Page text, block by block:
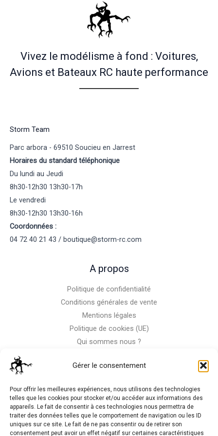
Gérer le consentement
Pour offrir les meilleures expériences, nous utilisons des technologies
telles que les cookies pour stocker et/ou accéder aux informations des
appareils. Le fait de consentir à ces technologies nous permettra de
traiter des données telles que le comportement de navigation ou les ID
uniques sur ce site. Le fait de ne pas consentir ou de retirer son
consentement peut avoir un effet négatif sur certaines caractéristiques
Vivez le modélisme à fond : Voitures,
Avions et Bateaux RC haute performance
Storm Team
Parc arbora - 69510 Soucieu en Jarrest
Horaires du standard téléphonique
Du lundi au Jeudi
8h30-12h30 13h30-17h
Le vendredi
8h30-12h30 13h30-16h
Coordonnées :
04 72 40 21 43 / boutique@storm-rc.com
A propos
Politique de confidentialité
Conditions générales de vente
Mentions légales
Politique de cookies (UE)
Qui sommes nous ?
La RC n'est pas notre seule passion, venez visiter notre shop
de motos